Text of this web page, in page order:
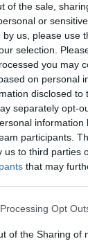
of the sale,
or
us, please use
selection.
you may
on personal
disclosed to
separately opt-
information
participants.
us to third parties
that may
website/app uses
or usage
Opt
of the Sharing of
met